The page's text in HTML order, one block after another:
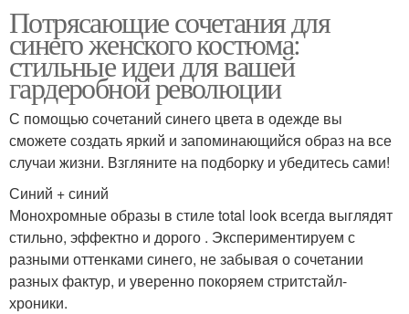
Потрясающие сочетания для
синего женского костюма:
стильные идеи для вашей
гардеробной революции
С помощью сочетаний синего цвета в одежде вы
сможете создать яркий и запоминающийся образ на все
случаи жизни. Взгляните на подборку и убедитесь сами!
Синий + синий
Монохромные образы в стиле total look всегда выглядят
стильно, эффектно и дорого . Экспериментируем с
разными оттенками синего, не забывая о сочетании
разных фактур, и уверенно покоряем стритстайл-
хроники.